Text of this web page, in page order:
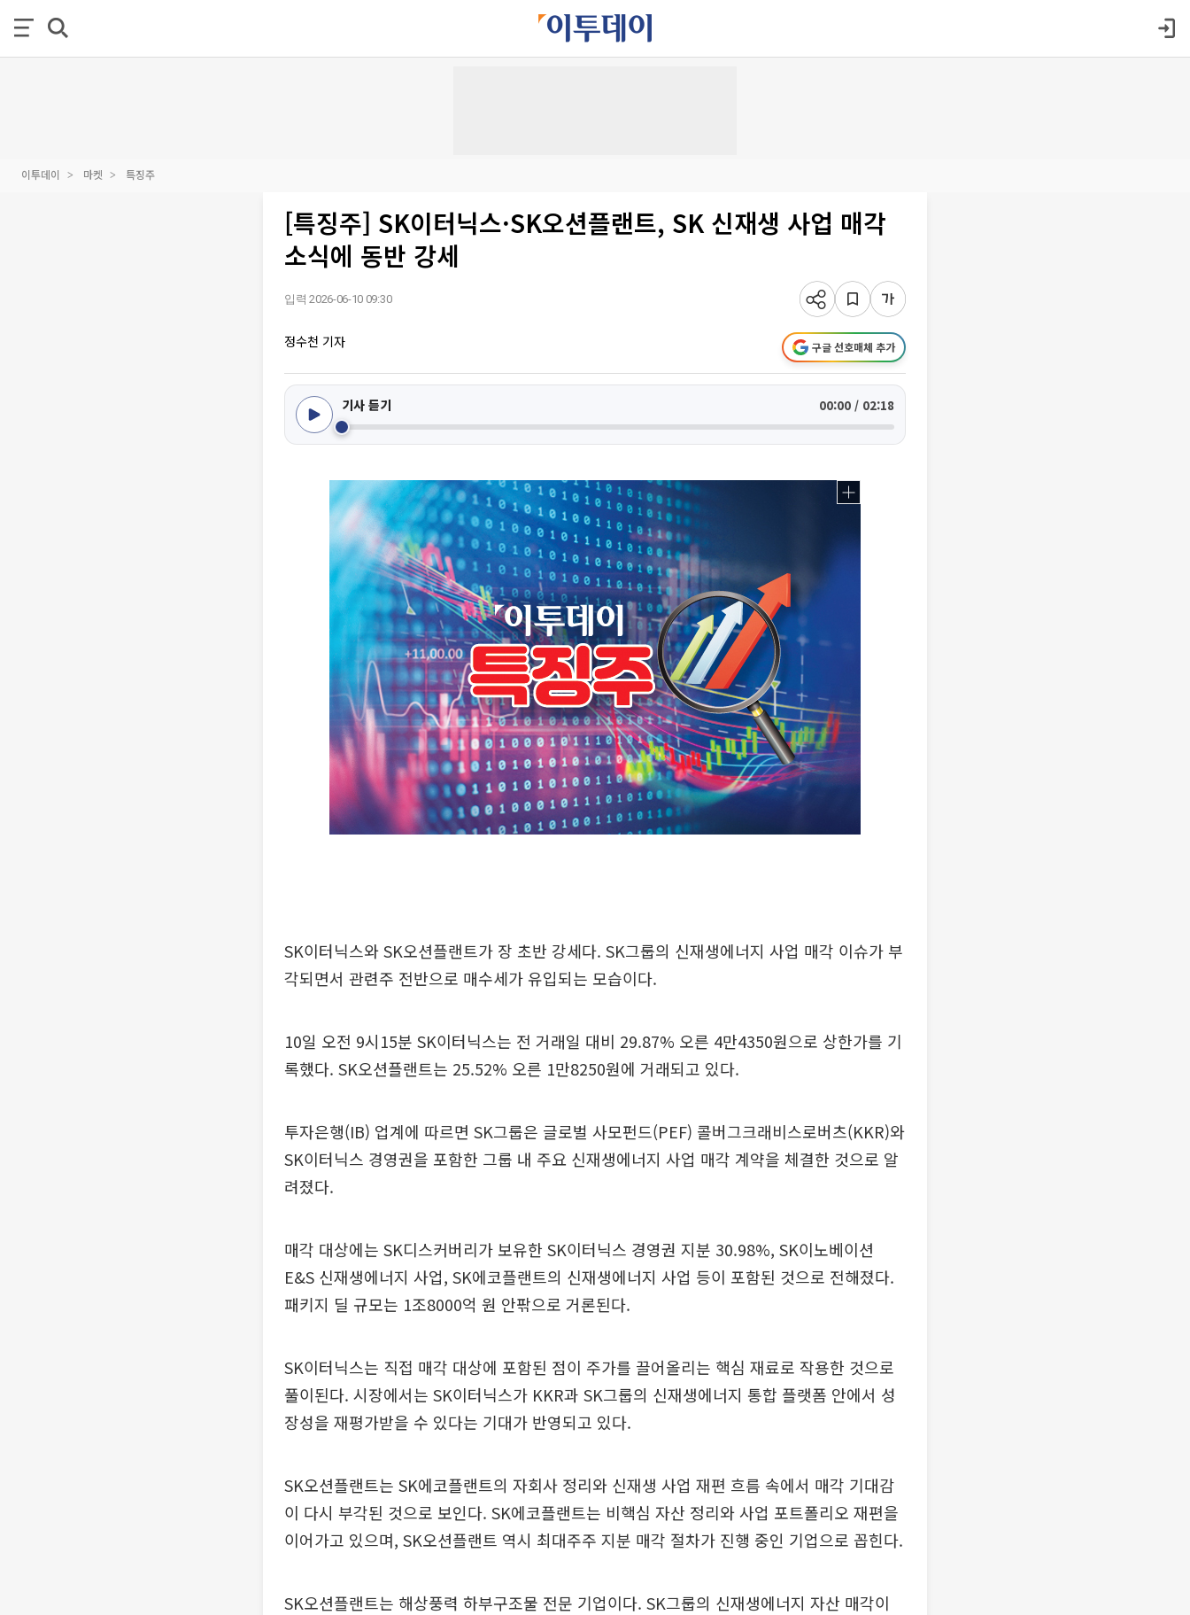
이투데이 마켓 특징주
[특징주] SK이터닉스·SK오션플랜트, SK 신재생 사업 매각
소식에 동반 강세
입력 2026-06-10 09:30
정수천 기자 구글 선호매체 추가
기사 듣기 00:00 / 02:18
SK이터닉스와 SK오션플랜트가 장 초반 강세다. SK그룹의 신재생에너지 사업 매각 이슈가 부
각되면서 관련주 전반으로 매수세가 유입되는 모습이다.
10일 오전 9시15분 SK이터닉스는 전 거래일 대비 29.87% 오른 4만4350원으로 상한가를 기
록했다. SK오션플랜트는 25.52% 오른 1만8250원에 거래되고 있다.
투자은행(IB) 업계에 따르면 SK그룹은 글로벌 사모펀드(PEF) 콜버그크래비스로버츠(KKR)와
SK이터닉스 경영권을 포함한 그룹 내 주요 신재생에너지 사업 매각 계약을 체결한 것으로 알
려졌다.
매각 대상에는 SK디스커버리가 보유한 SK이터닉스 경영권 지분 30.98%, SK이노베이션
E&S 신재생에너지 사업, SK에코플랜트의 신재생에너지 사업 등이 포함된 것으로 전해졌다.
패키지 딜 규모는 1조8000억 원 안팎으로 거론된다.
SK이터닉스는 직접 매각 대상에 포함된 점이 주가를 끌어올리는 핵심 재료로 작용한 것으로
풀이된다. 시장에서는 SK이터닉스가 KKR과 SK그룹의 신재생에너지 통합 플랫폼 안에서 성
장성을 재평가받을 수 있다는 기대가 반영되고 있다.
SK오션플랜트는 SK에코플랜트의 자회사 정리와 신재생 사업 재편 흐름 속에서 매각 기대감
이 다시 부각된 것으로 보인다. SK에코플랜트는 비핵심 자산 정리와 사업 포트폴리오 재편을
이어가고 있으며, SK오션플랜트 역시 최대주주 지분 매각 절차가 진행 중인 기업으로 꼽힌다.
SK오션플랜트는 해상풍력 하부구조물 전문 기업이다. SK그룹의 신재생에너지 자산 매각이